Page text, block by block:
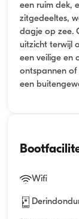
een ruim dek,
zitgedeeltes,
dagje op zee.
uitzicht terwijl
een veilige en
ontspannen
een
Wifi